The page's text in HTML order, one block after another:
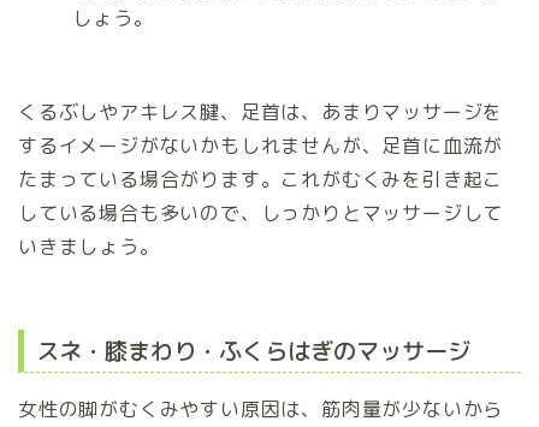
しょう。
くるぶしやアキレス腱、足首は、あまりマッサージを
するイメージがないかもしれませんが、足首に血流が
たまっている場合がります。これがむくみを引き起こ
している場合も多いので、しっかりとマッサージして
いきましょう。
スネ・膝まわり・ふくらはぎのマッサージ
女性の脚がむくみやすい原因は、筋肉量が少ないから